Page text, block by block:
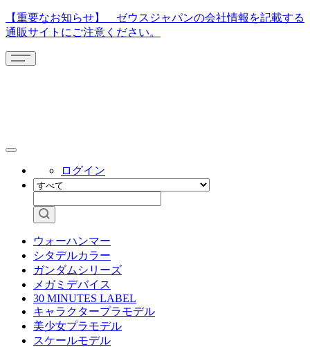
【重要なお知らせ】 ゼウスジャパンの会社情報を記載する
通販サイトにご注意ください。
ログイン
ウォーハンマー
シタデルカラー
ガンダムシリーズ
メガミデバイス
30 MINUTES LABEL
キャラクタープラモデル
美少女プラモデル
スケールモデル